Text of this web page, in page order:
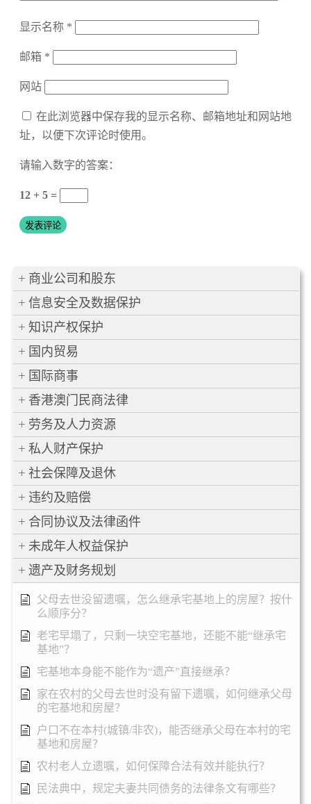
显示名称 *
邮箱 *
网站
在此浏览器中保存我的显示名称、邮箱地址和网站地
址，以便下次评论时使用。
请输入数字的答案：
12 + 5 =
商业公司和股东
信息安全及数据保护
知识产权保护
国内贸易
国际商事
香港澳门民商法律
劳务及人力资源
私人财产保护
社会保障及退休
违约及赔偿
合同协议及法律函件
未成年人权益保护
遗产及财务规划
父母去世没留遗嘱，怎么继承宅基地上的房屋？按什
么顺序分？
老宅早塌了，只剩一块空宅基地，还能不能“继承宅
基地”？
宅基地本身能不能作为“遗产”直接继承？
家在农村的父母去世时没有留下遗嘱，如何继承父母
的宅基地和房屋？
户口不在本村(城镇/非农)，能否继承父母在本村的宅
基地和房屋？
农村老人立遗嘱，如何保障合法有效并能执行？
民法典中，规定夫妻共同债务的法律条文有哪些？